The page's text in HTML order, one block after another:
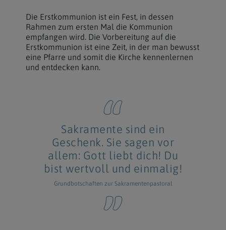
Die Erstkommunion ist ein Fest, in dessen
Rahmen zum ersten Mal die Kommunion
empfangen wird. Die Vorbereitung auf die
Erstkommunion ist eine Zeit, in der man bewusst
eine Pfarre und somit die Kirche kennenlernen
und entdecken kann.
Sakramente sind ein
Geschenk. Sie sagen vor
allem: Gott liebt dich! Du
bist wertvoll und einmalig!
Grundbotschaften zur Sakramentenpastoral